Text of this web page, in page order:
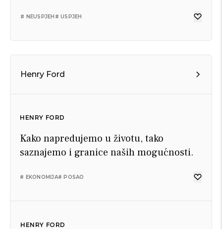
# NEUSPJEH # USPJEH
Henry Ford
HENRY FORD
Kako napredujemo u životu, tako
saznajemo i granice naših mogućnosti.
# EKONOMIJA# POSAO
HENRY FORD